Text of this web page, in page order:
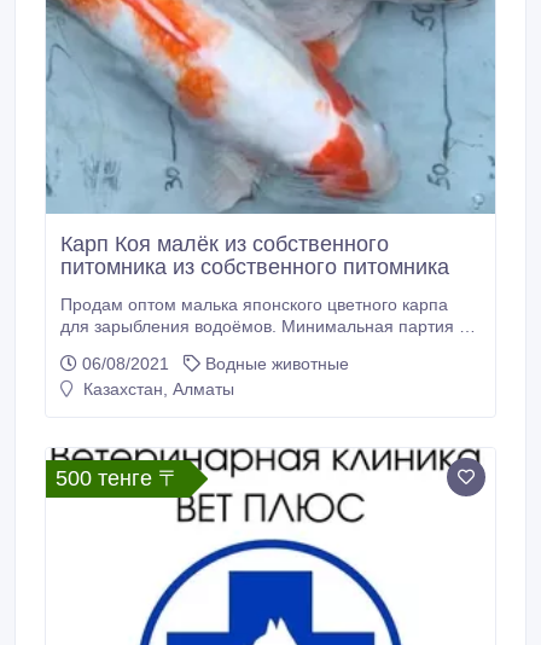
Карп Коя малёк из собственного
питомника из собственного питомника
Продам оптом малька японского цветного карпа
для зарыбления водоёмов. Минимальная партия от
представлены производители из собственного
питомника. Примаем заявки..
06/08/2021
Водные животные
Казахстан, Алматы
500 тенге 〒